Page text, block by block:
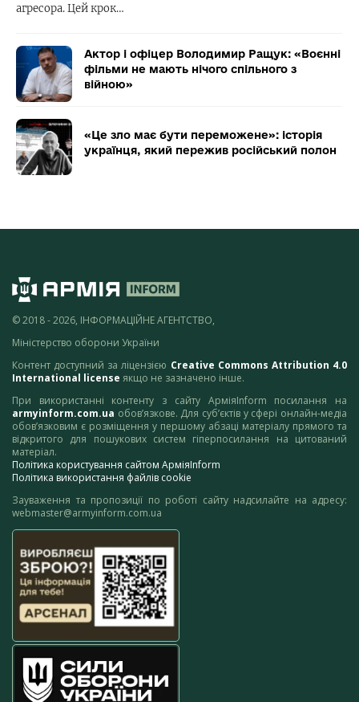
агресора. Цей крок…
Актор і офіцер Володимир Ращук: «Воєнні
фільми не мають нічого спільного з
війною»
«Це зло має бути переможене»: історія
українця, який пережив російський полон
© 2018 - 2026, ІНФОРМАЦІЙНЕ АГЕНТСТВО,
Міністерство оборони України
Контент доступний за ліцензією Creative Commons Attribution 4.0
International license якщо не зазначено інше.
При використанні контенту з сайту АрміяInform посилання на
armyinform.com.ua обов’язкове. Для суб’єктів у сфері онлайн-медіа
обов’язковим є розміщення у першому абзаці матеріалу прямого та
відкритого для пошукових систем гіперпосилання на цитований
матеріал.
Політика користування сайтом АрміяInform
Політика використання файлів cookie
Зауваження та пропозиції по роботі сайту надсилайте на адресу:
webmaster@armyinform.com.ua